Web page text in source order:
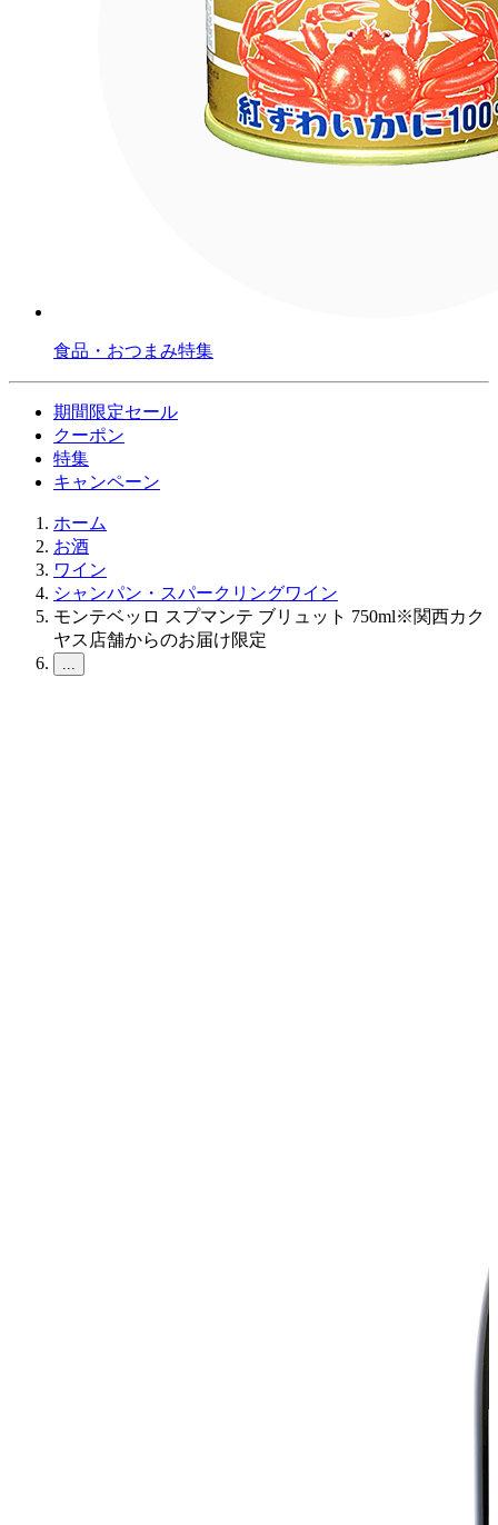
食品・おつまみ特集
期間限定セール
クーポン
特集
キャンペーン
ホーム
お酒
ワイン
シャンパン・スパークリングワイン
モンテベッロ スプマンテ ブリュット 750ml※関西カク
ヤス店舗からのお届け限定
...